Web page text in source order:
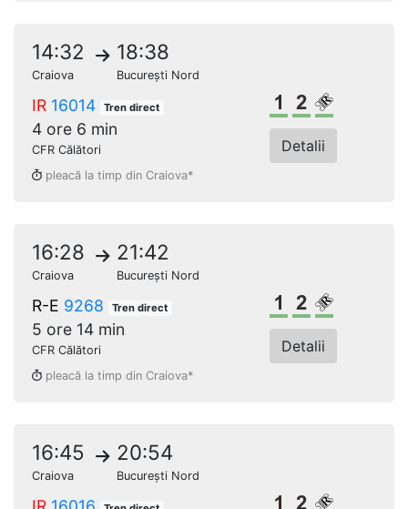
14:32
Craiova
18:38
București Nord
IR 16014 Tren direct
4 ore 6 min
CFR Călători
Clasa 1Clasa a 2-a
Loc
Detalii
pleacă la timp din Craiova*
16:28
Craiova
21:42
București Nord
R-E 9268 Tren direct
5 ore 14 min
CFR Călători
Clasa 1Clasa a 2-a
Loc
Detalii
pleacă la timp din Craiova*
16:45
Craiova
20:54
București Nord
Clasa 1Clasa a 2-a
Loc